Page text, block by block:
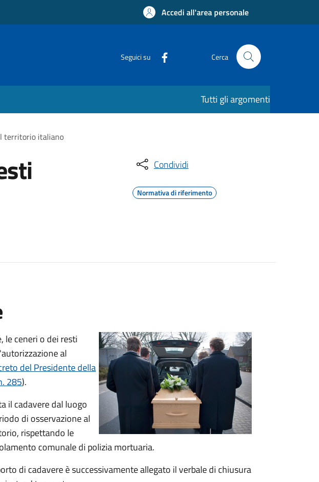
Accedi all'area personale
Seguici su Cerca
Tutti gli argomenti
territorio italiano
Condividi
Normativa di riferimento
le ceneri o dei resti
al
del Presidente della
285).
il cadavere dal luogo
di osservazione al
rispettando le
comunale di polizia mortuaria.
di cadavere è successivamente allegato il verbale di chiusura